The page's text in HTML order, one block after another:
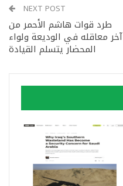
NEXT POST
طرد قوات هاشم الأحمر من
آخر معاقله في الوديعة ولواء
المحضار يتسلم القيادة